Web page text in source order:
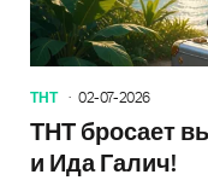
ТНТ 02-07-2026
ТНТ бросает
и Ида Галич!